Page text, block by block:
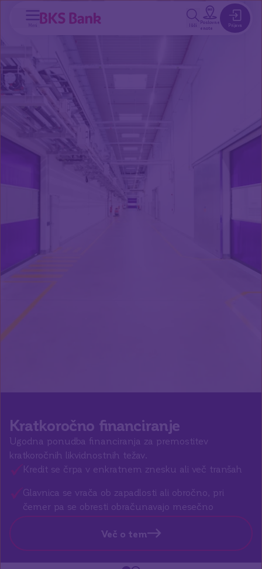
glavno vsebino
Meni Išči
Poslovne
enote
Prijava
Kratkoročno financiranje
Ugodna ponudba financiranja za premostitev
kratkoročnih likvidnostnih težav.
Kredit se črpa v enkratnem znesku ali več tranšah
Glavnica se vrača ob zapadlosti ali obročno, pri
čemer pa se obresti obračunavajo mesečno
Več o tem